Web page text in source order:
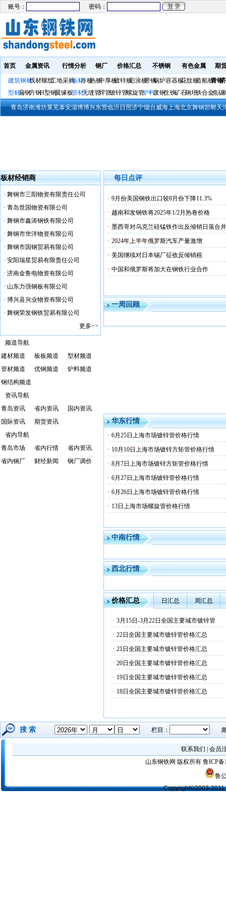
账号： 密码：
首页 金属资讯 行情分析 钢厂 价格汇总 不锈钢 有色金属 期
建筑钢材线材螺纹工地采购板材冷板热板中厚板镀锌板彩涂板带钢锅炉容器板花纹板造船板青钢
型材扁钢方钢H型钢翼缘板管材无缝管焊管镀锌管螺旋管炉料废钢生铁矿石钢坯铁合金焦碳
青岛济南潍坊莱芜泰安淄博博兴东营临沂日照济宁烟台威海上海北京舞钢邯郸天
板材经销商
· 舞钢市三阳物资有限责任公司
· 青岛世国物资有限公司
· 舞钢市鑫涛钢铁有限公司
· 舞钢市华洋物资有限公司
· 舞钢市国钢贸易有限公司
· 安阳瑞星贸易有限责任公司
· 济南金鲁电物资有限公司
· 山东力强钢板有限公司
· 博兴县兴业物资有限公司
· 舞钢荣发钢铁贸易有限公司
更多>>
频道导航
建材频道
板板频道
型材频道
管材频道
优钢频道
炉料频道
钢结构频道
资讯导航
青岛资讯
省内资讯
国内资讯
国际资讯
期货资讯
省内导航
青岛市场
省内行情
省内资讯
省内钢厂
财经新闻 钢厂调价
每日点评
· 9月份美国钢铁出口较8月份下降11.3%
· 越南和发钢铁将2025年1/2月热卷价格
· 墨西哥对乌克兰硅锰铁作出反倾销日落合
· 2024年上半年俄罗斯汽车产量激增
· 美国继续对日本锡厂征收反倾销税
· 中国和俄罗斯将加大在钢铁行业合作
一周回顾
华东行情
· 6月25日上海市场镀锌管价格行情
· 10月10日上海市场镀锌方矩管价格行情
· 8月7日上海市场镀锌方矩管价格行情
· 6月27日上海市场镀锌管价格行情
· 6月26日上海市场镀锌管价格行情
· 13日上海市场螺旋管价格行情
中南行情
西北行情
价格汇总 日汇总 周汇总
· 3月15日-3月22日全国主要城市镀锌管
· 22日全国主要城市镀锌管价格汇总
· 21日全国主要城市镀锌管价格汇总
· 20日全国主要城市镀锌管价格汇总
· 19日全国主要城市镀锌管价格汇总
· 18日全国主要城市镀锌管价格汇总
搜 索 栏目：
联系我们
会员
山东钢铁网 版权所有 鲁ICP备
鲁
Copyright©2003-2011